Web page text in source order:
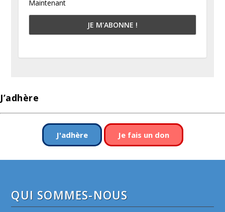
Maintenant
J’adhère
J'adhère Je fais un don
QUI SOMMES-NOUS